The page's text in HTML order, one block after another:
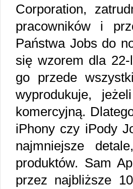
Corporation,
pracowników i
Państwa Jobs do
się wzorem dla 22-
go przede
wyprodukuje,
komercyjną.
iPhony czy iPody
najmniejsze
produktów. Sam
przez najbliższe